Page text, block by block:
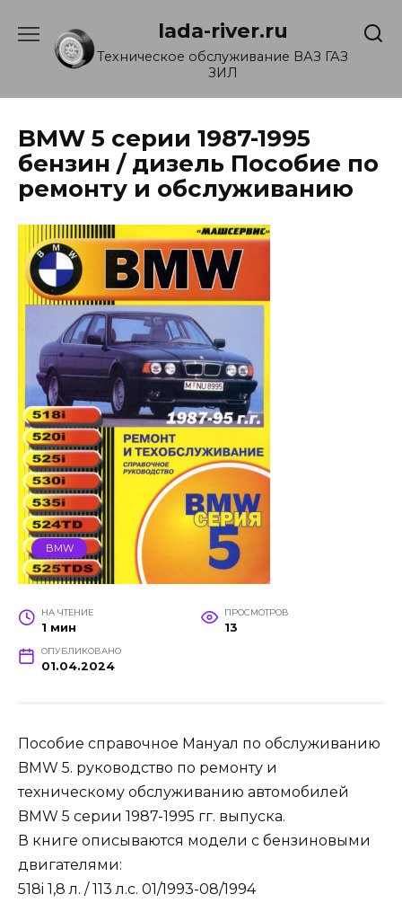
содержанию
lada-river.ru
Техническое обслуживание ВАЗ ГАЗ
ЗИЛ
BMW 5 серии 1987-1995
бензин / дизель Пособие по
ремонту и обслуживанию
BMW
НА ЧТЕНИЕ
1 мин
ПРОСМОТРОВ
13
ОПУБЛИКОВАНО
01.04.2024
Пособие справочное Мануал по обслуживанию
BMW 5. руководство по ремонту и
техническому обслуживанию автомобилей
BMW 5 серии 1987-1995 гг. выпуска.
В книге описываются модели с бензиновыми
двигателями:
518i 1,8 л. / 113 л.с. 01/1993-08/1994